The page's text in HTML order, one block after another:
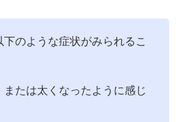
のような症状がみられるこ
たは太くなったように感じ